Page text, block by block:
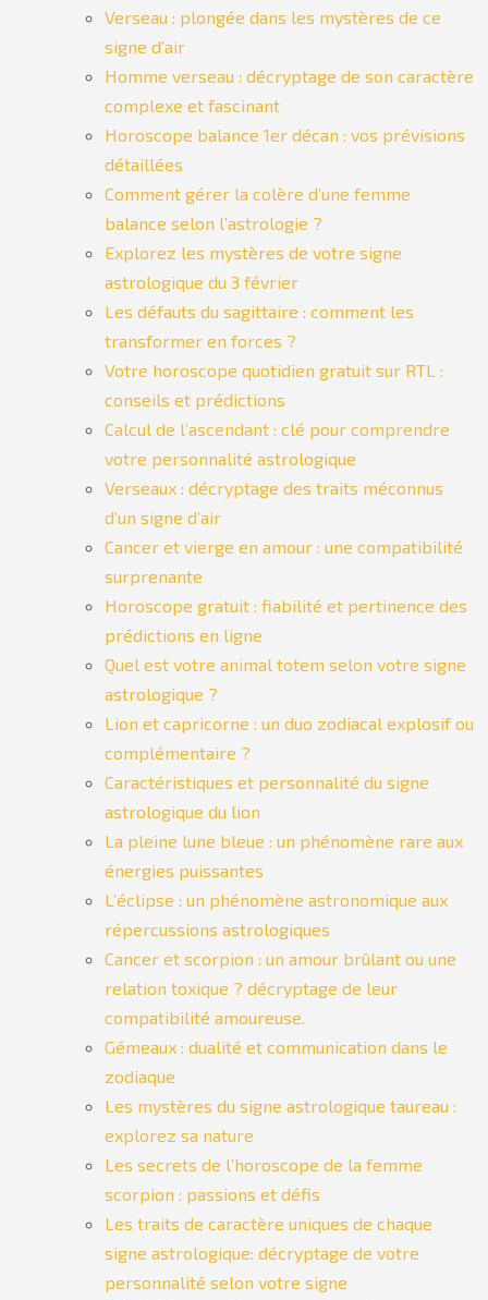
Verseau : plongée dans les mystères de ce
signe d’air
Homme verseau : décryptage de son caractère
complexe et fascinant
Horoscope balance 1er décan : vos prévisions
détaillées
Comment gérer la colère d’une femme
balance selon l’astrologie ?
Explorez les mystères de votre signe
astrologique du 3 février
Les défauts du sagittaire : comment les
transformer en forces ?
Votre horoscope quotidien gratuit sur RTL :
conseils et prédictions
Calcul de l’ascendant : clé pour comprendre
votre personnalité astrologique
Verseaux : décryptage des traits méconnus
d’un signe d’air
Cancer et vierge en amour : une compatibilité
surprenante
Horoscope gratuit : fiabilité et pertinence des
prédictions en ligne
Quel est votre animal totem selon votre signe
astrologique ?
Lion et capricorne : un duo zodiacal explosif ou
complémentaire ?
Caractéristiques et personnalité du signe
astrologique du lion
La pleine lune bleue : un phénomène rare aux
énergies puissantes
L’éclipse : un phénomène astronomique aux
répercussions astrologiques
Cancer et scorpion : un amour brûlant ou une
relation toxique ? décryptage de leur
compatibilité amoureuse.
Gémeaux : dualité et communication dans le
zodiaque
Les mystères du signe astrologique taureau :
explorez sa nature
Les secrets de l’horoscope de la femme
scorpion : passions et défis
Les traits de caractère uniques de chaque
signe astrologique: décryptage de votre
personnalité selon votre signe